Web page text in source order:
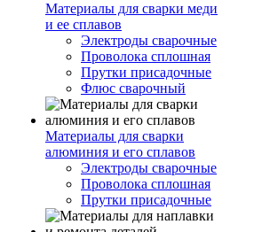
Материалы для сварки меди
и ее сплавов
Электроды сварочные
Проволока сплошная
Прутки присадочные
Флюс сварочный
Материалы для сварки
алюминия и его сплавов
Электроды сварочные
Проволока сплошная
Прутки присадочные